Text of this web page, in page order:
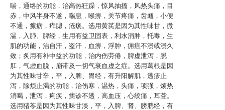
喘，通络的功能，治高热狂躁，惊风抽搐，风热头痛，目
赤，中风半身不遂，喘息，喉痹，关节疼痛，齿衄，小便
不通，瘰疬，痄腮，疮疡。选用黄芪是因为其性味甘，微
温，入肺、脾经，生用有益卫固表，利水消肿，托毒，生
肌的功能，治自汗，盗汗，血痹，浮肿，痈疽不溃或溃久
敛；炙用有补中益的功能，治内伤劳倦，脾虚泄泻，脱
肛，气虚血脱，崩带及一切气衰血虚之症。选用葛根是因
为其性味甘辛，平，入脾、胃经，有升阳解肌，透疹止
泻，除烦止渴的功能，治伤寒，温热，头痛，项强，烦热
消喝，泄泻，痢疾，癍诊不透，高血压，心绞痛，耳聋。
选用猪苓是因为其性味甘淡，平，入脾、肾、膀胱经，有